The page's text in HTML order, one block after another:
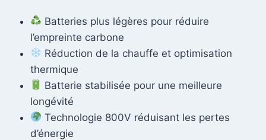
Batteries plus légères pour réduire
l’empreinte carbone
Réduction de la chauffe et optimisation
thermique
Batterie stabilisée pour une meilleure
longévité
Technologie 800V réduisant les pertes
d’énergie